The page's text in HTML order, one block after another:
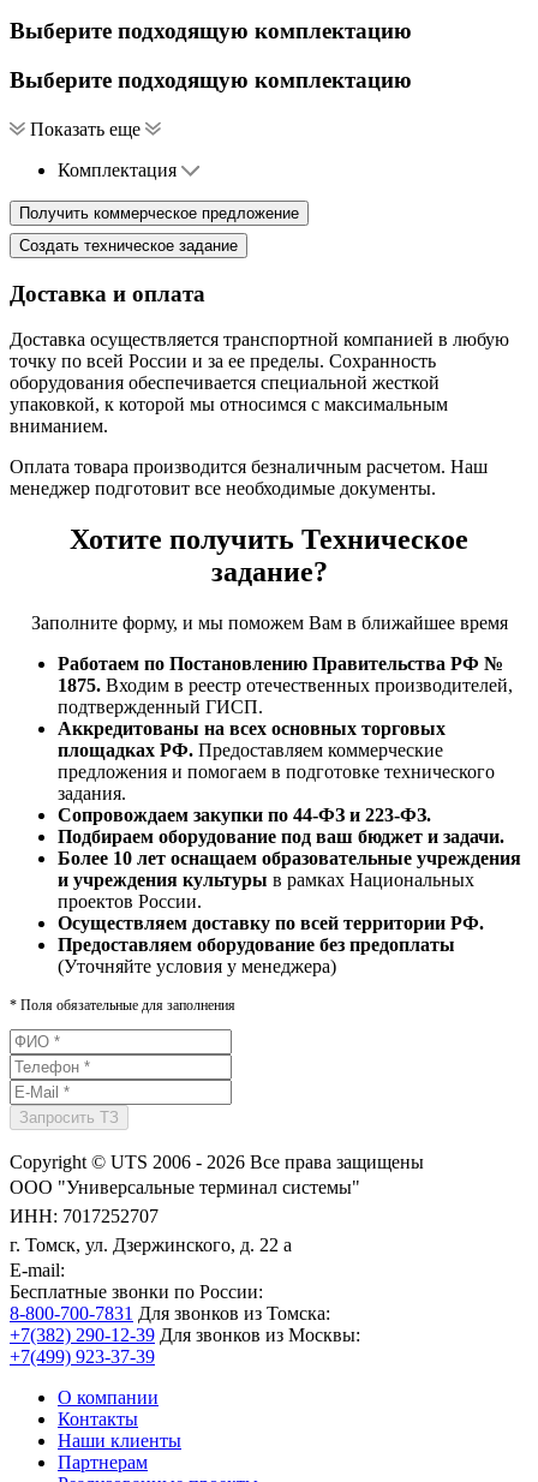
Выберите подходящую комплектацию
Выберите подходящую комплектацию
Показать еще
Комплектация
Доставка и оплата
Доставка осуществляется транспортной компанией в любую
точку по всей России и за ее пределы. Сохранность
оборудования обеспечивается специальной жесткой
упаковкой, к которой мы относимся с максимальным
вниманием.
Оплата товара производится безналичным расчетом. Наш
менеджер подготовит все необходимые документы.
Хотите получить Техническое
задание?
Заполните форму, и мы поможем Вам в ближайшее время
Работаем по Постановлению Правительства РФ №
1875. Входим в реестр отечественных производителей,
подтвержденный ГИСП.
Аккредитованы на всех основных торговых
площадках РФ. Предоставляем коммерческие
предложения и помогаем в подготовке технического
задания.
Сопровождаем закупки по 44-ФЗ и 223-ФЗ.
Подбираем оборудование под ваш бюджет и задачи.
Более 10 лет оснащаем образовательные учреждения
и учреждения культуры в рамках Национальных
проектов России.
Осуществляем доставку по всей территории РФ.
Предоставляем оборудование без предоплаты
(Уточняйте условия у менеджера)
* Поля обязательные для заполнения
Copyright © UTS 2006 - 2026 Все права защищены
ООО "Универсальные терминал системы"
ИНН: 7017252707
г. Томск, ул. Дзержинского, д. 22 а
E-mail:
Бесплатные звонки по России:
8-800-700-7831 Для звонков из Томска:
+7(382) 290-12-39 Для звонков из Москвы:
+7(499) 923-37-39
О компании
Контакты
Наши клиенты
Партнерам